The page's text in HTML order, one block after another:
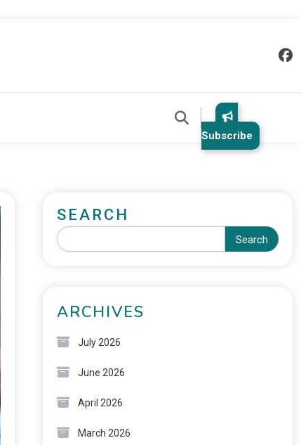
Subscribe
SEARCH
Search
ARCHIVES
July 2026
June 2026
April 2026
March 2026